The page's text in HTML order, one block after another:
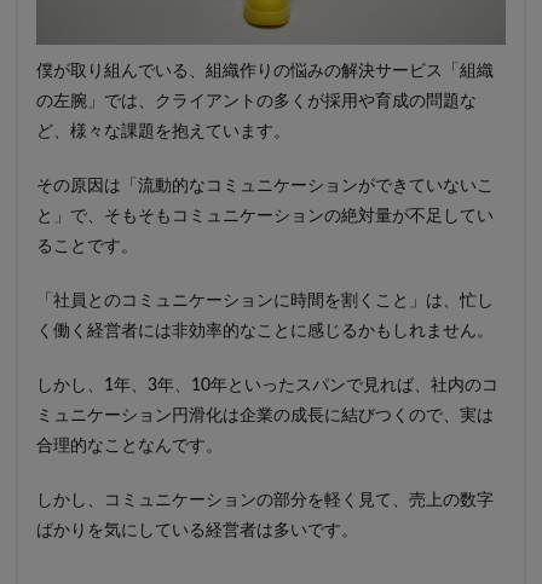
僕が取り組んでいる、組織作りの悩みの解決サービス「組織
の左腕」では、クライアントの多くが採用や育成の問題な
ど、様々な課題を抱えています。
その原因は「流動的なコミュニケーションができていないこ
と」で、そもそもコミュニケーションの絶対量が不足してい
ることです。
「社員とのコミュニケーションに時間を割くこと」は、忙し
く働く経営者には非効率的なことに感じるかもしれません。
しかし、1年、3年、10年といったスパンで見れば、社内のコ
ミュニケーション円滑化は企業の成長に結びつくので、実は
合理的なことなんです。
しかし、コミュニケーションの部分を軽く見て、売上の数字
ばかりを気にしている経営者は多いです。